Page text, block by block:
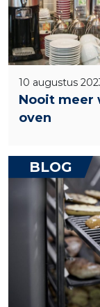
10 augustus
Nooit meer
oven
BLOG